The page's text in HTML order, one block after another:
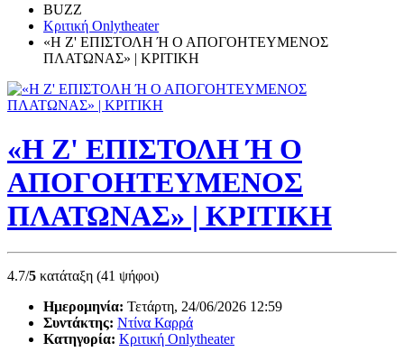
BUZZ
Κριτική Onlytheater
«Η Ζ' ΕΠΙΣΤΟΛΗ Ή Ο ΑΠΟΓΟΗΤΕΥΜΕΝΟΣ
ΠΛΑΤΩΝΑΣ» | ΚΡΙΤΙΚΗ
«Η Ζ' ΕΠΙΣΤΟΛΗ Ή Ο
ΑΠΟΓΟΗΤΕΥΜΕΝΟΣ
ΠΛΑΤΩΝΑΣ» | ΚΡΙΤΙΚΗ
4.7/5 κατάταξη (41 ψήφοι)
Ημερομηνία: Τετάρτη, 24/06/2026 12:59
Συντάκτης: Ντίνα Καρρά
Κατηγορία: Κριτική Onlytheater